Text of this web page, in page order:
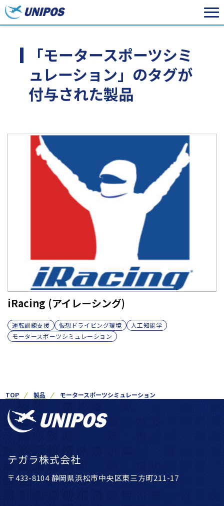
「モータースポーツシミ
ュレーション」のタグが
付与された製品
iRacing (アイレーシング)
運転訓練支援 仮想ドライビング環境
人工知能学
モータースポーツシミュレーション
TOP 製品 モータースポーツシミュレーション
テガラ株式会社
〒433-8104 静岡県浜松市中央区東三方町211-17